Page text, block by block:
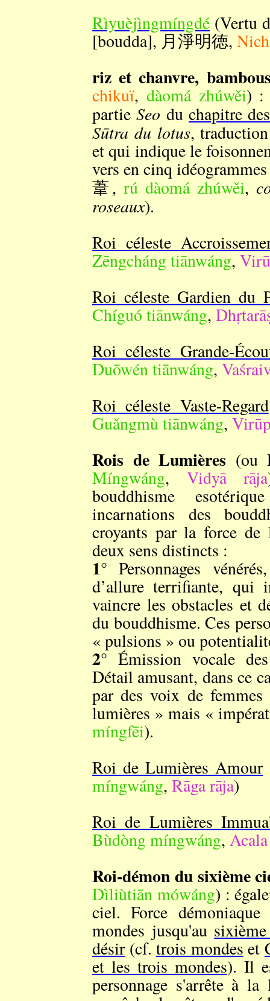
Rìyuèjìngmíngdé (Vertu
[boudda], 月淨明徳,
riz et chanvre,
chikuï, dàomá zhúwěi) :
partieSeo duchapitre
Sūtra du lotus,
et qui indique le
vers en cinq
葦, rú dàomá zhúwěi,
roseaux).
Roi céleste
Zēngcháng tiānwáng,
Roi céleste Gardien du
Chíguó tiānwáng,
Roi céleste Grande-
Duōwén tiānwáng,
Roi céleste Vaste-Regard
Guǎngmù tiānwáng,
Rois de Lumières (ou
Míngwáng, Vidyā rāja
bouddhisme
incarnations des
croyants par la force de
deux sens distincts :
1° Personnages
d’allure terrifiante, qui
vaincre les obstacles et
du bouddhisme. Ces
« pulsions » ou
2° Émission vocale
Détail amusant, dans ce
par des voix de
lumières » mais «
míngfēi).
Roi de Lumières Amour
míngwáng, Rāga rāja)
Roi de Lumières
Bùdòng míngwáng,
Roi-démon du sixième
Dìliùtiān mówáng) :
ciel. Force
mondes jusqu'au
désir(cf.trois mondes et
et les trois mondes). Il
personnage s'arrête à